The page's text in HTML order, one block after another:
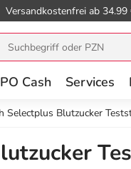
Versandkostenfrei ab
Cash Services
Selectplus Blutzucker